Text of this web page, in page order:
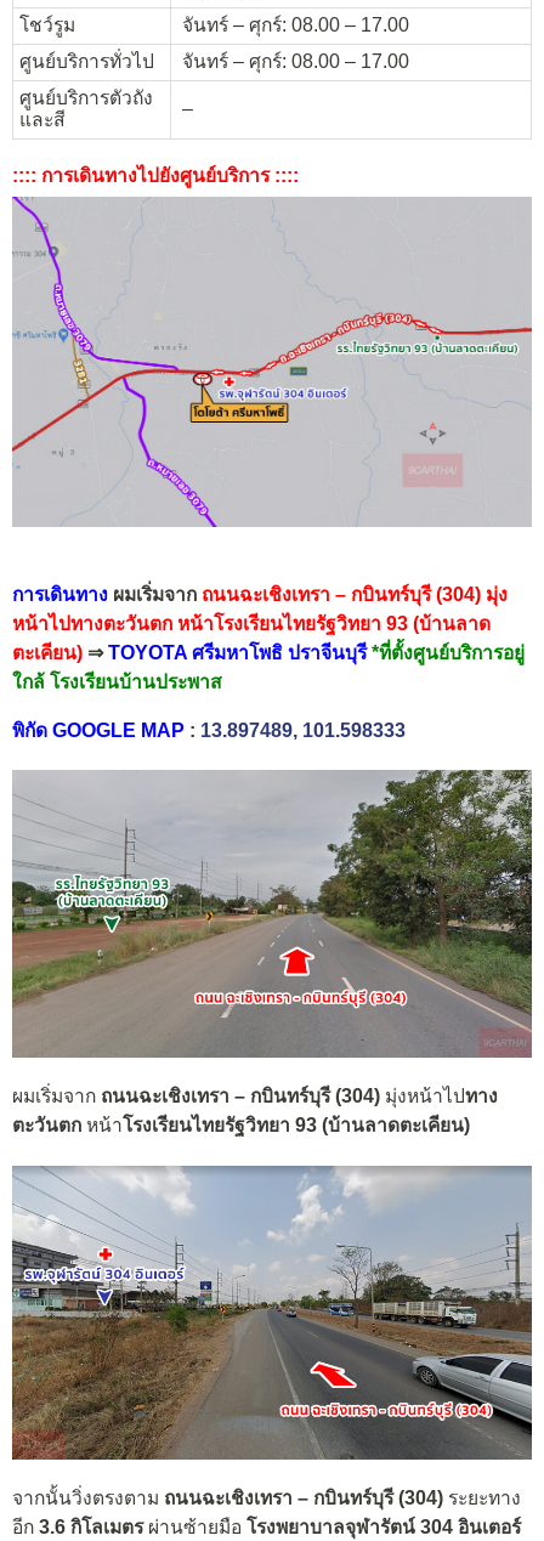
โชว์รูม
จันทร์ – ศุกร์: 08.00 – 17.00
ศูนย์บริการทั่วไป
จันทร์ – ศุกร์: 08.00 – 17.00
ศูนย์บริการตัวถัง
และสี
–
:::: การเดินทางไปยังศูนย์บริการ ::::
การเดินทาง ผมเริ่มจาก ถนนฉะเชิงเทรา – กบินทร์บุรี (304) มุ่ง
หน้าไปทางตะวันตก หน้าโรงเรียนไทยรัฐวิทยา 93 (บ้านลาด
ตะเคียน) ⇒ TOYOTA ศรีมหาโพธิ ปราจีนบุรี *ที่ตั้งศูนย์บริการอยู่
ใกล้ โรงเรียนบ้านประพาส
พิกัด GOOGLE MAP : 13.897489, 101.598333
ผมเริ่มจาก ถนนฉะเชิงเทรา – กบินทร์บุรี (304) มุ่งหน้าไปทาง
ตะวันตก หน้าโรงเรียนไทยรัฐวิทยา 93 (บ้านลาดตะเคียน)
จากนั้นวิ่งตรงตาม ถนนฉะเชิงเทรา – กบินทร์บุรี (304) ระยะทาง
อีก 3.6 กิโลเมตรผ่านซ้ายมือ โรงพยาบาลจุฬารัตน์ 304 อินเตอร์